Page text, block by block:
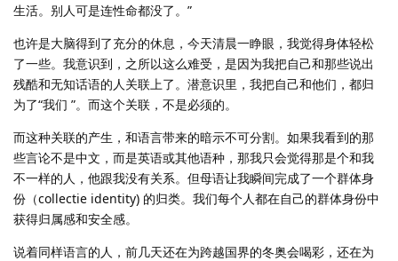
生活。别人可是连性命都没了。”
也许是大脑得到了充分的休息，今天清晨一睁眼，我觉得身体轻松
了一些。我意识到，之所以这么难受，是因为我把自己和那些说出
残酷和无知话语的人关联上了。潜意识里，我把自己和他们，都归
为了“我们 ”。而这个关联，不是必须的。
而这种关联的产生，和语言带来的暗示不可分割。如果我看到的那
些言论不是中文，而是英语或其他语种，那我只会觉得那是个和我
不一样的人，他跟我没有关系。但母语让我瞬间完成了一个群体身
份（collectie identity) 的归类。我们每个人都在自己的群体身份中
获得归属感和安全感。
说着同样语言的人，前几天还在为跨越国界的冬奥会喝彩，还在为